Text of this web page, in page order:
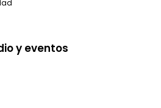
y eventos